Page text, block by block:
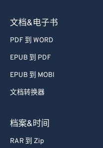
文档&电子书
PDF 到 WORD
EPUB 到 PDF
EPUB 到 MOBI
文档转换器
档案&时间
RAR 到 Zip